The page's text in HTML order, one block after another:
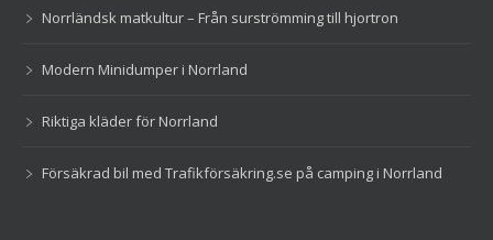
Norrländsk matkultur – Från surströmming till hjortron
Modern Minidumper i Norrland
Riktiga kläder för Norrland
Försäkrad bil med Trafikförsäkring.se på camping i Norrland